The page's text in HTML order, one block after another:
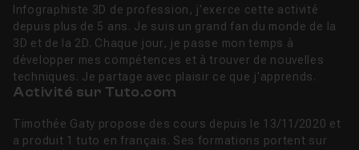
Infographiste 3D de profession, j'exerce cette activité
depuis plus de 5 ans. Je suis un grand fan du monde de la
3D et de la 2D. Chaque jour, je passe mon temps à
développer mes compétences et à trouver de nouvelles
techniques. Je partage avec plaisir ce que j'apprends.
Activité sur Tuto.com
Timothée Gaty propose des cours depuis le 13/11/2020 et
a produit 1 tuto en français. Ses formations portent sur